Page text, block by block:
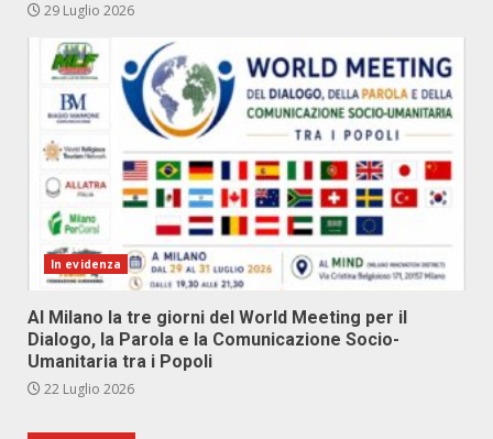
29 Luglio 2026
In evidenza
Al Milano la tre giorni del World Meeting per il
Dialogo, la Parola e la Comunicazione Socio-
Umanitaria tra i Popoli
22 Luglio 2026